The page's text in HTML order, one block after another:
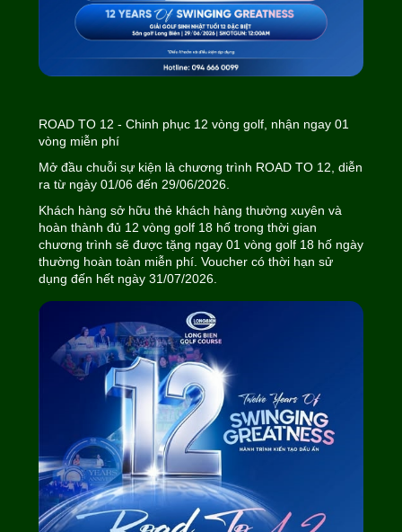
ROAD TO 12 - Chinh phục 12 vòng golf, nhận ngay 01
vòng miễn phí
Mở đầu chuỗi sự kiện là chương trình ROAD TO 12, diễn
ra từ ngày 01/06 đến 29/06/2026.
Khách hàng sở hữu thẻ khách hàng thường xuyên và
hoàn thành đủ 12 vòng golf 18 hố trong thời gian
chương trình sẽ được tặng ngay 01 vòng golf 18 hố ngày
thường hoàn toàn miễn phí. Voucher có thời hạn sử
dụng đến hết ngày 31/07/2026.